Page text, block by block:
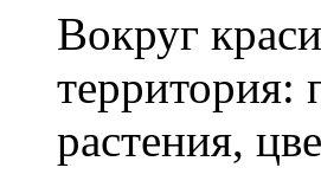
Вокруг
территория:
растения,